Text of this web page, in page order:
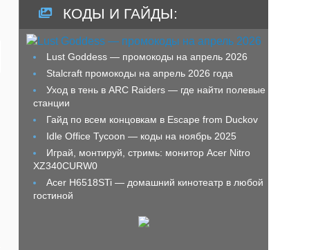
КОДЫ И ГАЙДЫ:
Lust Goddess — промокоды на апрель 2026
Stalcraft промокоды на апрель 2026 года
Уход в тень в ARC Raiders — где найти полевые
станции
Гайд по всем концовкам в Escape from Duckov
Idle Office Tycoon — коды на ноябрь 2025
Играй, монтируй, стримь: монитор Acer Nitro
XZ340CURW0
Acer H6518STi — домашний кинотеатр в любой
гостиной